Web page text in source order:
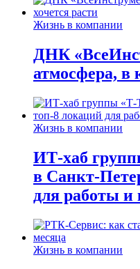
Жизнь в компании
ДНК
атмосфера, в
Жизнь в компании
ИТ-хаб
в Санкт-
для работы и
Жизнь в компании